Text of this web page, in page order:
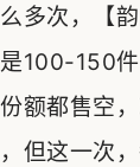
多次，【
100-150
额都售空
但这一次